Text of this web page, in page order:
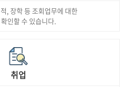
, 장학 등 조회업무에 대한
인할 수 있습니다.
취업